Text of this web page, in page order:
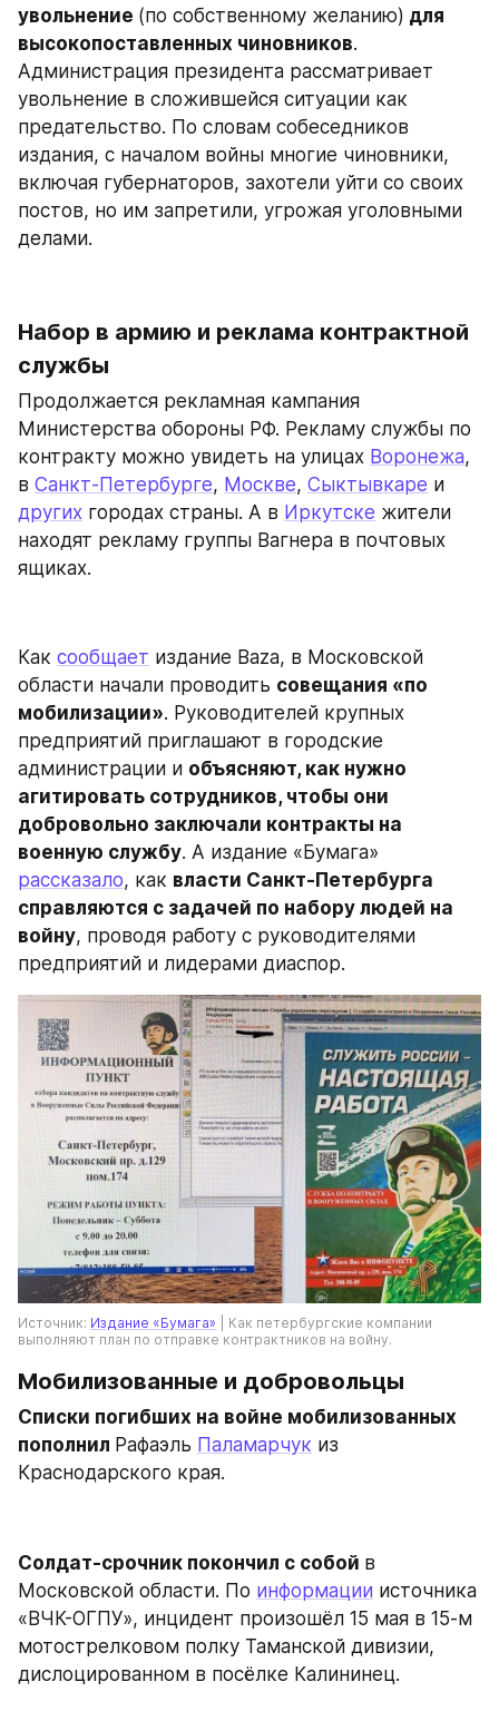
увольнение (по собственному желанию) для
высокопоставленных чиновников.
Администрация президента рассматривает
увольнение в сложившейся ситуации как
предательство. По словам собеседников
издания, с началом войны многие чиновники,
включая губернаторов, захотели уйти со своих
постов, но им запретили, угрожая уголовными
делами.
Набор в армию и реклама контрактной
службы
Продолжается рекламная кампания
Министерства обороны РФ. Рекламу службы по
контракту можно увидеть на улицах Воронежа,
в Санкт-Петербурге, Москве, Сыктывкаре
других городах страны. А в Иркутске жители
находят рекламу группы Вагнера в почтовых
ящиках.
Как сообщает издание Baza, в Московской
области начали проводить совещания «по
мобилизации». Руководителей крупных
предприятий приглашают в городские
администрации и объясняют, как нужно
агитировать сотрудников, чтобы они
добровольно заключали контракты на
военную службу
рассказало, как власти Санкт-Петербурга
справляются с задачей по набору людей на
войну, проводя работу с руководителями
предприятий и лидерами диаспор.
Источник: Издание «Бумага» | Как петербургские компании
выполняют план по отправке контрактников на войну.
Мобилизованные и добровольцы
Списки погибших на войне мобилизованных
пополнил Рафаэль Паламарчук из
Краснодарского края.
Солдат-срочник покончил с собой в
Московской области. По информации источника
«ВЧК-ОГПУ», инцидент произошёл 15 мая в 15-м
мотострелковом полку Таманской дивизии,
дислоцированном в посёлке Калининец.